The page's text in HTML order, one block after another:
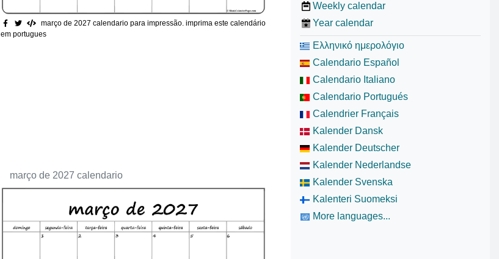
março de 2027 calendario para impressão. imprima este calendário
em portugues
março de 2027 calendario
Weekly calendar
Year calendar
Ελληνικό ημερολόγιο
Calendario Español
Calendario Italiano
Calendario Portugués
Calendrier Français
Kalender Dansk
Kalender Deutscher
Kalender Nederlandse
Kalender Svenska
Kalenteri Suomeksi
More languages...